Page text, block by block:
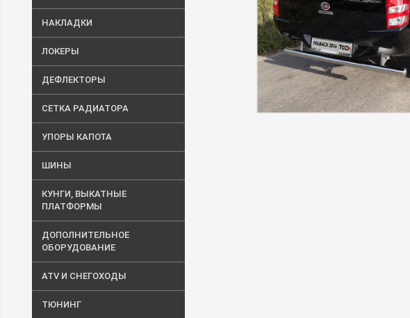
НАКЛАДКИ
ЛОКЕРЫ
ДЕФЛЕКТОРЫ
СЕТКА РАДИАТОРА
УПОРЫ КАПОТА
ШИНЫ
КУНГИ, ВЫКАТНЫЕ
ПЛАТФОРМЫ
ДОПОЛНИТЕЛЬНОЕ
ОБОРУДОВАНИЕ
ATV И СНЕГОХОДЫ
ТЮНИНГ